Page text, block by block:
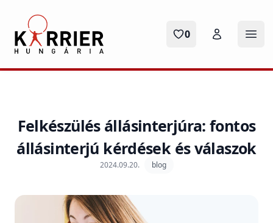
Karrier Hungária
0
Felkészülés állásinterjúra: fontos
állásinterjú kérdések és válaszok
2024.09.20. blog